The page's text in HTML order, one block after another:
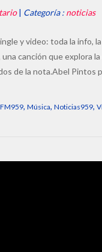
| Categoría : noticias
y video: toda la info,
canción que explora
de la nota.Abel Pintos
, Música, Noticias959,